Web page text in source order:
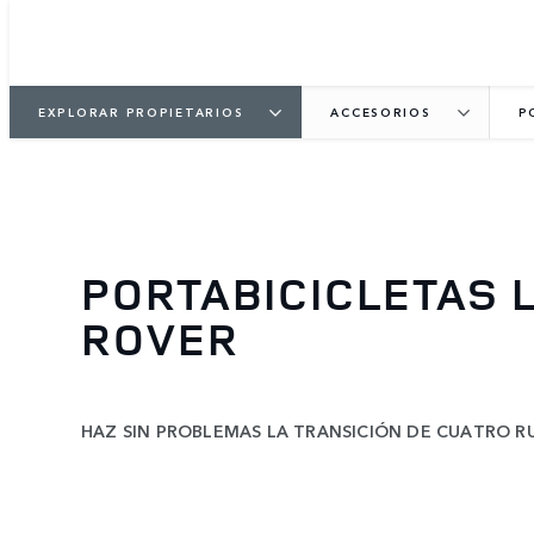
EXPLORAR PROPIETARIOS ACCESORIOS
PORTABICICLETAS
ROVER
HAZ SIN PROBLEMAS LA TRANSICIÓN DE CUATRO